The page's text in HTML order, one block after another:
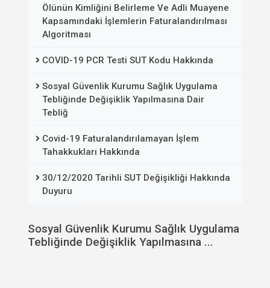
Ölünün Kimliğini Belirleme Ve Adli Muayene
Kapsamındaki İşlemlerin Faturalandırılması
Algoritması
COVID-19 PCR Testi SUT Kodu Hakkında
Sosyal Güvenlik Kurumu Sağlık Uygulama
Tebliğinde Değişiklik Yapılmasına Dair
Tebliğ
Covid-19 Faturalandırılamayan İşlem
Tahakkukları Hakkında
30/12/2020 Tarihli SUT Değişikliği Hakkında
Duyuru
Sosyal Güvenlik Kurumu Sağlık Uygulama
Tebliğinde Değişiklik Yapılmasına ...